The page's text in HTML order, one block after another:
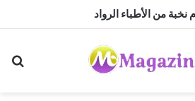
من الأطباء الرواد